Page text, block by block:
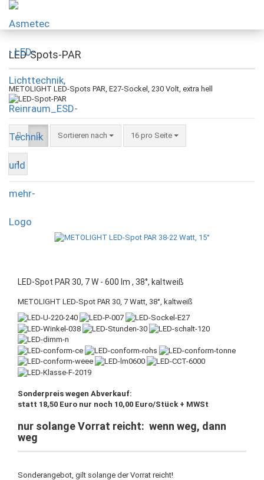
LED-Spots-PAR
METOLIGHT LED-Spots PAR, E27-Sockel, 230 Volt, extra hell
Sortieren nach 16 pro Seite
1
LED-Spot PAR 30, 7 W - 600 lm , 38°, kaltweiß
METOLIGHT LED-Spot PAR 30, 7 Watt, 38°, kaltweiß
Sonderpreis wegen Abverkauf:
statt 18,50 Euro nur noch 10,00 Euro/Stück + MWSt
nur solange Vorrat reicht: wenn weg, dann
weg
Sonderangebot, gilt solange der Vorrat reicht!